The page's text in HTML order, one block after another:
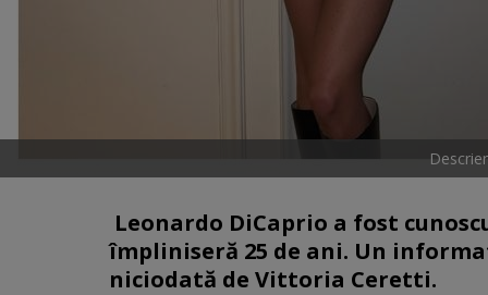
Leonardo DiCaprio a fost
împliniseră 25 de ani. Un
niciodată de Vittoria Ceretti.